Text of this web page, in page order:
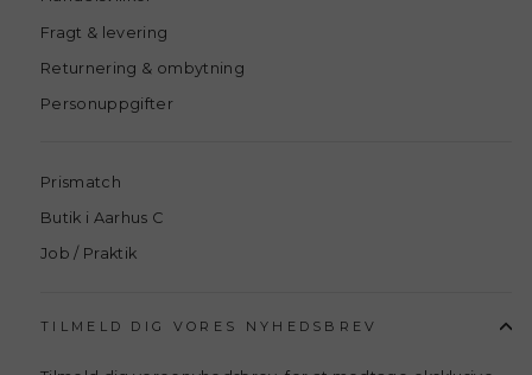
Fragt & levering
Returnering & ombytning
Personuppgifter
Prismatch
Butik i Aarhus C
Job / Praktik
TILMELD DIG VORES NYHEDSBREV